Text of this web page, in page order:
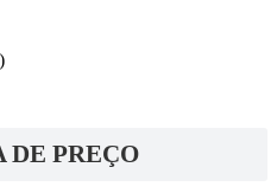
DE PREÇO